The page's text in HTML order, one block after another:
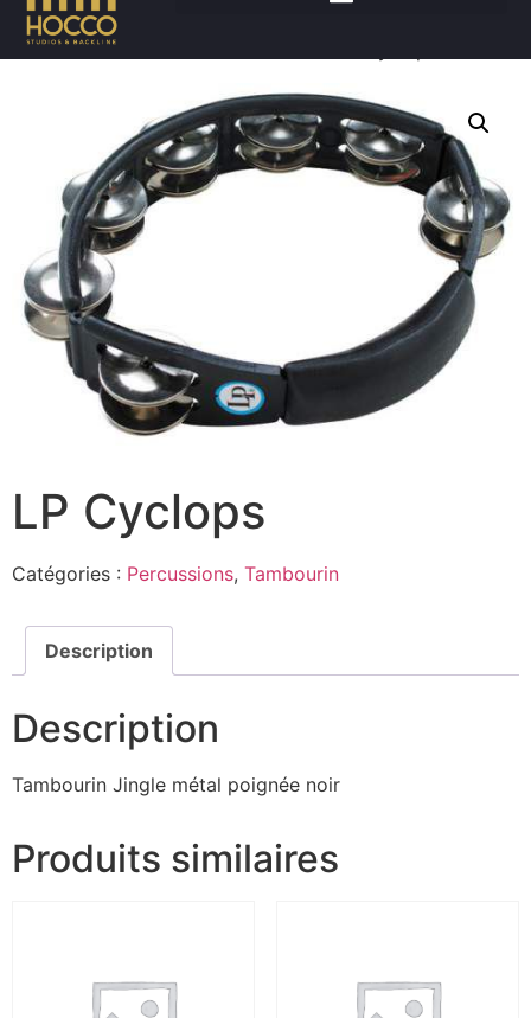
Accueil/Percussions
LP Cyclops
Catégories : Percussions, Tambourin
Description
Description
Tambourin Jingle métal poignée noir
Produits similaires